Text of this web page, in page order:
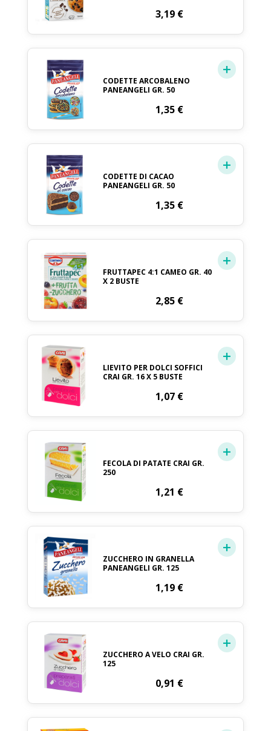
3,19 €
CODETTE ARCOBALENO
PANEANGELI GR. 50
1,35 €
CODETTE DI CACAO
PANEANGELI GR. 50
1,35 €
FRUTTAPEC 4:1 CAMEO GR. 40
X 2 BUSTE
2,85 €
LIEVITO PER DOLCI SOFFICI
CRAI GR. 16 X 5 BUSTE
1,07 €
FECOLA DI PATATE CRAI GR.
250
1,21 €
ZUCCHERO IN GRANELLA
PANEANGELI GR. 125
1,19 €
ZUCCHERO A VELO CRAI GR.
125
0,91 €